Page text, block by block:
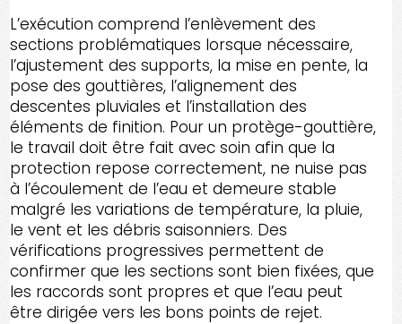
L’exécution comprend l’enlèvement des
sections problématiques lorsque nécessaire,
l’ajustement des supports, la mise en pente, la
pose des gouttières, l’alignement des
descentes pluviales et l’installation des
éléments de finition. Pour un protège-gouttière,
le travail doit être fait avec soin afin que la
protection repose correctement, ne nuise pas
à l’écoulement de l’eau et demeure stable
malgré les variations de température, la pluie,
le vent et les débris saisonniers. Des
vérifications progressives permettent de
confirmer que les sections sont bien fixées, que
les raccords sont propres et que l’eau peut
être dirigée vers les bons points de rejet.